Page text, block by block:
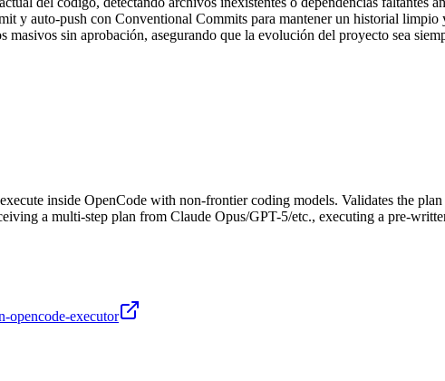
y auto-push con Conventional Commits para mantener un historial limpio
masivos sin aprobación, asegurando que la evolución del proyecto sea
inside OpenCode with non-frontier coding models. Validates the
a multi-step plan from Claude Opus/GPT-5/etc., executing a pre-
opencode-executor